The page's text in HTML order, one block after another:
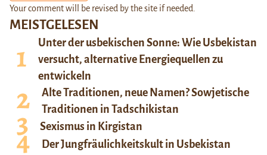
MEISTGELESEN
Unter der usbekischen Sonne: Wie Usbekistan
versucht, alternative Energiequellen zu
entwickeln
Alte Traditionen, neue Namen? Sowjetische
Traditionen in Tadschikistan
Sexismus in Kirgistan
Der Jungfräulichkeitskult in Usbekistan
Your comment will be revised by the site if needed.